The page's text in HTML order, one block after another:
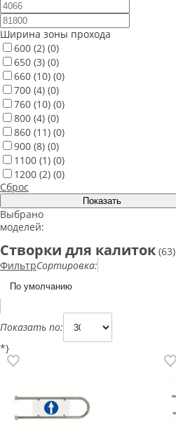
Ширина зоны прохода
600 (2) (0)
650 (3) (0)
660 (10) (0)
700 (4) (0)
760 (10) (0)
800 (4) (0)
860 (11) (0)
900 (8) (0)
1100 (1) (0)
1200 (2) (0)
Сброс
Выбрано
моделей:
Створки для калиток (63)
ФильтрСортировка:
Показать по:
*}